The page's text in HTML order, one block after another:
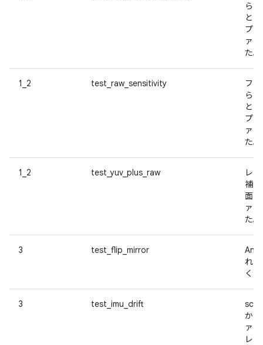
ら
と
プ
ァ
た。
1_2 test_raw_sensitivity
フ
ら
と
プ
ァ
た。
1_2 test_yuv_plus_raw
レ
補
面
ァ
た。
3 test_flip_mirror
れ
く
3 test_imu_drift
か
ァ
レ